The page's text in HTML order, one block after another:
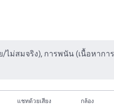
/ไม่สมจริง), การพนัน (เนื้อหาก
แชทด้วยเสียง
กล้อง